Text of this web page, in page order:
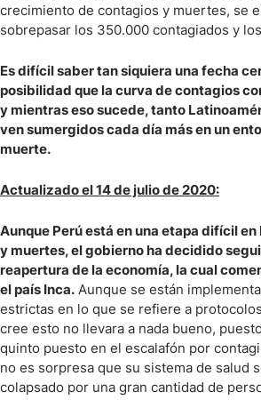
crecimiento de contagios y muertes, se
sobrepasar los 350.000 contagiados y
Es difícil saber tan siquiera una fecha
posibilidad que la curva de contagios
y mientras eso sucede, tanto
ven sumergidos cada día más en un
muerte.
Actualizado el 14 de julio de 2020:
Aunque Perú está en una etapa difícil
y muertes, el gobierno ha decidido
reapertura de la economía, la cual
el país Inca. Aunque se están
estrictas en lo que se refiere a
cree esto no llevara a nada bueno,
quinto puesto en el escalafón por
no es sorpresa que su sistema de salud
colapsado por una gran cantidad de